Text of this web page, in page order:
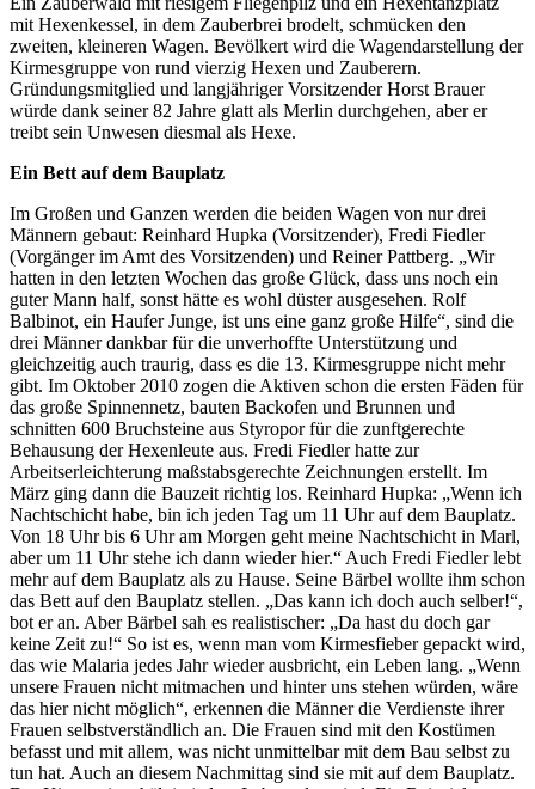
mit Hexenkessel, in dem Zauberbrei brodelt, schmücken den
zweiten, kleineren Wagen. Bevölkert wird die Wagendarstellung der
Kirmesgruppe von rund vierzig Hexen und Zauberern.
Gründungsmitglied und langjähriger Vorsitzender Horst Brauer
würde dank seiner 82 Jahre glatt als Merlin durchgehen, aber er
treibt sein Unwesen diesmal als Hexe.
Ein Bett auf dem Bauplatz
Im Großen und Ganzen werden die beiden Wagen von nur drei
Männern gebaut: Reinhard Hupka (Vorsitzender), Fredi Fiedler
(Vorgänger im Amt des Vorsitzenden) und Reiner Pattberg. „Wir
hatten in den letzten Wochen das große Glück, dass uns noch ein
guter Mann half, sonst hätte es wohl düster ausgesehen. Rolf
Balbinot, ein Haufer Junge, ist uns eine ganz große Hilfe“, sind die
drei Männer dankbar für die unverhoffte Unterstützung und
gleichzeitig auch traurig, dass es die 13. Kirmesgruppe nicht mehr
gibt. Im Oktober 2010 zogen die Aktiven schon die ersten Fäden für
das große Spinnennetz, bauten Backofen und Brunnen und
schnitten 600 Bruchsteine aus Styropor für die zunftgerechte
Behausung der Hexenleute aus. Fredi Fiedler hatte zur
Arbeitserleichterung maßstabsgerechte Zeichnungen erstellt. Im
März ging dann die Bauzeit richtig los. Reinhard Hupka: „Wenn ich
Nachtschicht habe, bin ich jeden Tag um 11 Uhr auf dem Bauplatz.
Von 18 Uhr bis 6 Uhr am Morgen geht meine Nachtschicht in Marl,
aber um 11 Uhr stehe ich dann wieder hier.“ Auch Fredi Fiedler lebt
mehr auf dem Bauplatz als zu Hause. Seine Bärbel wollte ihm schon
das Bett auf den Bauplatz stellen. „Das kann ich doch auch selber!“,
bot er an. Aber Bärbel sah es realistischer: „Da hast du doch gar
keine Zeit zu!“ So ist es, wenn man vom Kirmesfieber gepackt wird,
das wie Malaria jedes Jahr wieder ausbricht, ein Leben lang. „Wenn
unsere Frauen nicht mitmachen und hinter uns stehen würden, wäre
das hier nicht möglich“, erkennen die Männer die Verdienste ihrer
Frauen selbstverständlich an. Die Frauen sind mit den Kostümen
befasst und mit allem, was nicht unmittelbar mit dem Bau selbst zu
tun hat. Auch an diesem Nachmittag sind sie mit auf dem Bauplatz.